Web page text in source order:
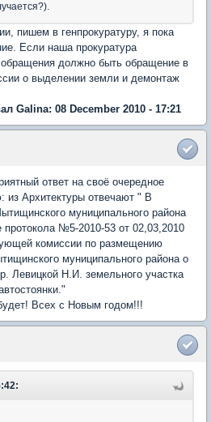
пишем в генпрокуратуру, я пока
Если наша прокуратура
должно быть обращение в
о выделении земли и демонтаж
Galina: 08 December 2010 - 17:21
ответ на своё очередное
из Архитектуры отвечают " В
муниципального района
протокола №5-2010-53 от 02,03,2010
комиссии по размещению
муниципального района о
Левицкой Н.И. земельного участка
Всех с Новым годом!!!